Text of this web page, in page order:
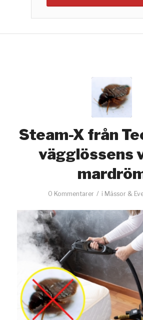
Steam-X från
vägglössens
0 Kommentarer / i Mässor &